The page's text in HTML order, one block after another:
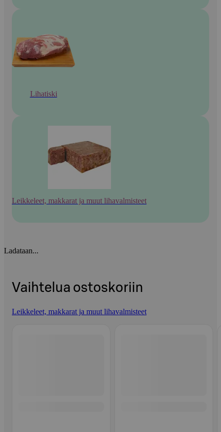
Lihatiski
Leikkeleet, makkarat ja muut lihavalmisteet
Ladataan...
Vaihtelua ostoskoriin
Leikkeleet, makkarat ja muut lihavalmisteet